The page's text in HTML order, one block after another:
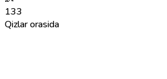
133
Qizlar orasida